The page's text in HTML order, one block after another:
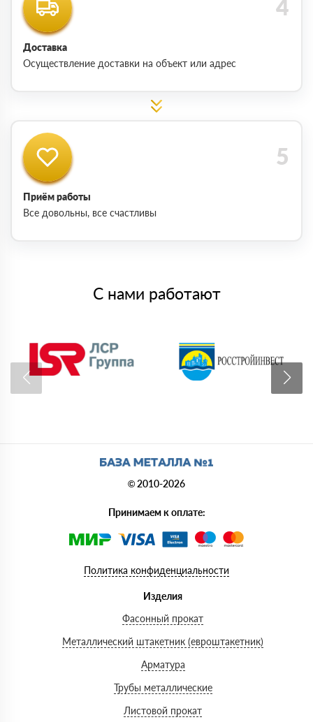
Доставка
Осуществление доставки на объект или адрес
Приём работы
Все довольны, все счастливы
С нами работают
© 2010-2026
Принимаем к оплате:
Политика конфиденциальности
Изделия
Фасонный прокат
Металлический штакетник (евроштакетник)
Арматура
Трубы металлические
Листовой прокат